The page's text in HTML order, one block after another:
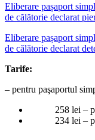
Eliberare pașaport
de călătorie declarat
Eliberare pașaport
de călătorie declarat
Tarife:
– pentru paşaportul
258 lei –
234 lei –